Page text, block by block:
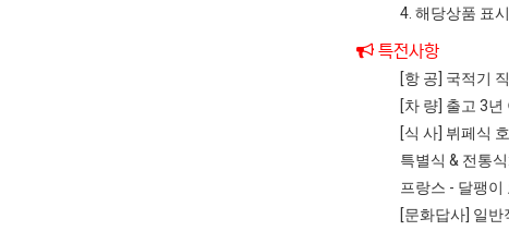
4. 해당상품 표
특전사항
[항 공] 국적기
[차 량] 출고 3
[식 사] 뷔페식
특별식 & 전통
프랑스 - 달팽이
[문화답사] 일